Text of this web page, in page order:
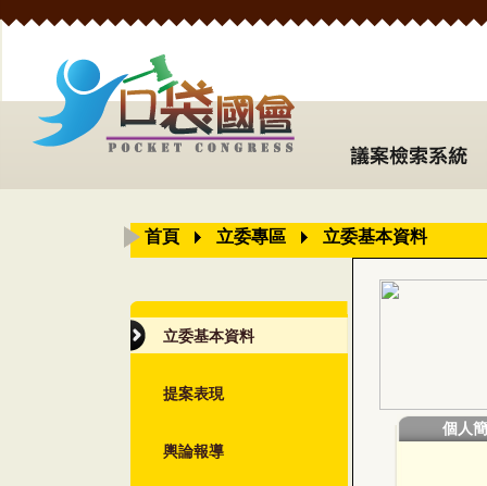
首頁 立委專區 立委基本資料
立委基本資料
提案表現
輿論報導
個人